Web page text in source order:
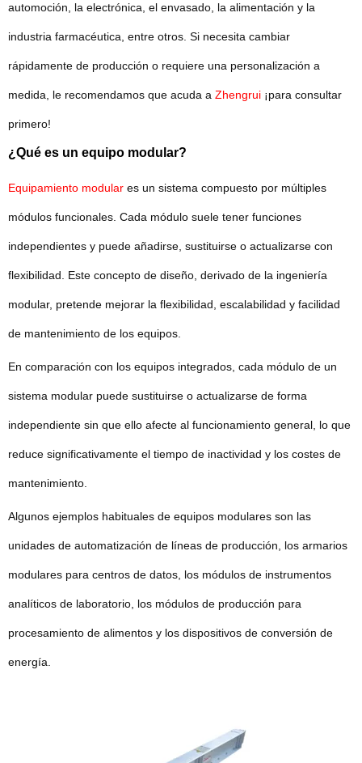
automoción, la electrónica, el envasado, la alimentación y la
industria farmacéutica, entre otros. Si necesita cambiar
rápidamente de producción o requiere una personalización a
medida, le recomendamos que acuda a Zhengrui ¡para consultar
primero!
¿Qué es un equipo modular?
Equipamiento modular es un sistema compuesto por múltiples
módulos funcionales. Cada módulo suele tener funciones
independientes y puede añadirse, sustituirse o actualizarse con
flexibilidad. Este concepto de diseño, derivado de la ingeniería
modular, pretende mejorar la flexibilidad, escalabilidad y facilidad
de mantenimiento de los equipos.
En comparación con los equipos integrados, cada módulo de un
sistema modular puede sustituirse o actualizarse de forma
independiente sin que ello afecte al funcionamiento general, lo que
reduce significativamente el tiempo de inactividad y los costes de
mantenimiento.
Algunos ejemplos habituales de equipos modulares son las
unidades de automatización de líneas de producción, los armarios
modulares para centros de datos, los módulos de instrumentos
analíticos de laboratorio, los módulos de producción para
procesamiento de alimentos y los dispositivos de conversión de
energía.